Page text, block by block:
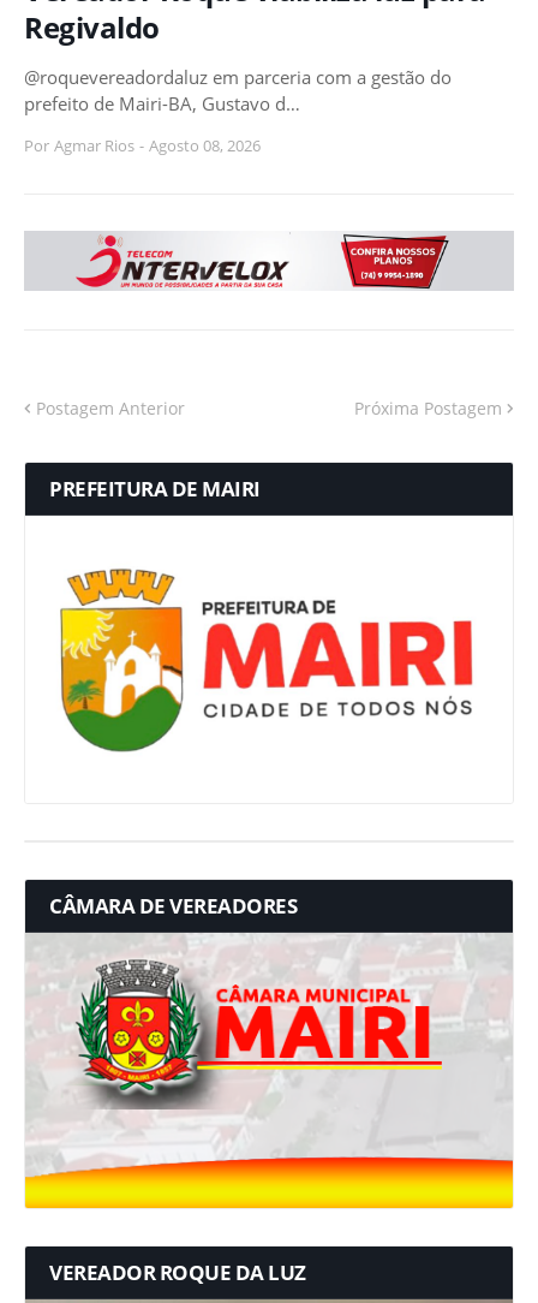
Regivaldo
@roquevereadordaluz em parceria com a gestão do
prefeito de Mairi-BA, Gustavo d…
Por Agmar Rios - Agosto 08, 2026
Postagem Anterior Próxima Postagem
PREFEITURA DE MAIRI
CÂMARA DE VEREADORES
VEREADOR ROQUE DA LUZ